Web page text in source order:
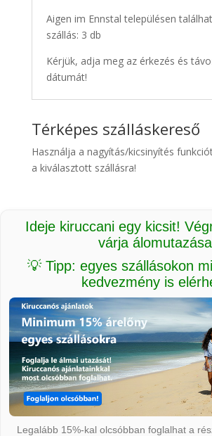
Aigen im Ennstal településen
szállás: 3 db
Kérjük, adja meg az érkezés és
dátumát!
Térképes szálláskereső
Használja a nagyítás/kicsinyítés
a kiválasztott szállásra!
Ideje kiruccani egy kicsit!
várja
💡 Tipp: egyes szállásokon
kedvezmény is
Legalább 15%-kal olcsóbban foglalhat a